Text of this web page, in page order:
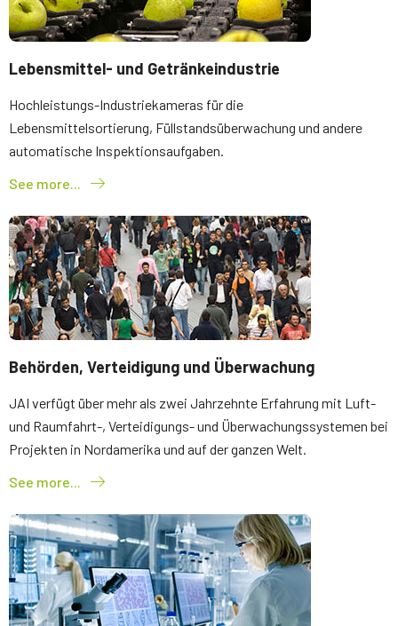
Lebensmittel- und Getränkeindustrie
Hochleistungs-Industriekameras für die
Lebensmittelsortierung, Füllstandsüberwachung und andere
automatische Inspektionsaufgaben.
See more...
Behörden, Verteidigung und Überwachung
JAI verfügt über mehr als zwei Jahrzehnte Erfahrung mit Luft-
und Raumfahrt-, Verteidigungs- und Überwachungssystemen bei
Projekten in Nordamerika und auf der ganzen Welt.
See more...